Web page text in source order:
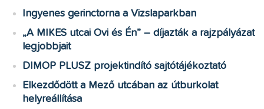
Ingyenes gerinctorna a Vizslaparkban
„A MIKES utcai Ovi és Én” – díjazták a rajzpályázat
legjobbjait
DIMOP PLUSZ projektindító sajtótájékoztató
Elkezdődött a Mező utcában az útburkolat
helyreállítása